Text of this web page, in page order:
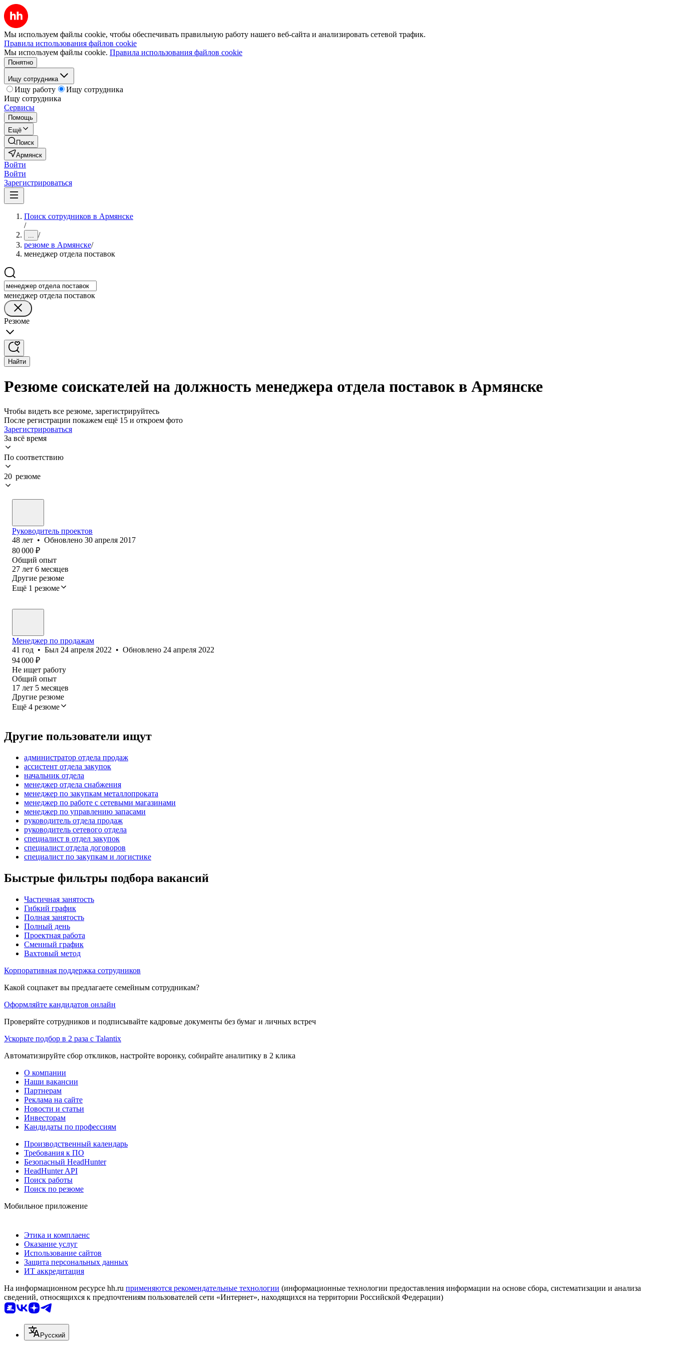
Мы используем файлы cookie, чтобы обеспечивать правильную работу нашего веб-сайта и анализировать сетевой трафик.
Правила использования файлов cookie
Мы используем файлы cookie. Правила использования файлов cookie
Понятно
Ищу сотрудника
Ищу работу
Ищу сотрудника
Ищу сотрудника
Сервисы
Помощь
Ещё
Поиск
Армянск
Войти
Войти
Зарегистрироваться
Поиск сотрудников в Армянске
/
... /
резюме в Армянске/
менеджер отдела поставок
менеджер отдела поставок
Резюме
Найти
Резюме соискателей на должность менеджера отдела поставок в Армянске
Чтобы видеть все резюме, зарегистрируйтесь
После регистрации покажем ещё 15 и откроем фото
Зарегистрироваться
За всё время
По соответствию
20 резюме
Руководитель проектов
48 лет • Обновлено 30 апреля 2017
80 000 ₽
Общий опыт
27 лет 6 месяцев
Другие резюме
Ещё 1 резюме
Менеджер по продажам
41 год • Был 24 апреля 2022 • Обновлено 24 апреля 2022
94 000 ₽
Не ищет работу
Общий опыт
17 лет 5 месяцев
Другие резюме
Ещё 4 резюме
Другие пользователи ищут
администратор отдела продаж
ассистент отдела закупок
начальник отдела
менеджер отдела снабжения
менеджер по закупкам металлопроката
менеджер по работе с сетевыми магазинами
менеджер по управлению запасами
руководитель отдела продаж
руководитель сетевого отдела
специалист в отдел закупок
специалист отдела договоров
специалист по закупкам и логистике
Быстрые фильтры подбора вакансий
Частичная занятость
Гибкий график
Полная занятость
Полный день
Проектная работа
Сменный график
Вахтовый метод
Корпоративная поддержка сотрудников
Какой соцпакет вы предлагаете семейным сотрудникам?
Оформляйте кандидатов онлайн
Проверяйте сотрудников и подписывайте кадровые документы без бумаг и личных встреч
Ускорьте подбор в 2 раза с Talantix
Автоматизируйте сбор откликов, настройте воронку, собирайте аналитику в 2 клика
О компании
Наши вакансии
Партнерам
Реклама на сайте
Новости и статьи
Инвесторам
Кандидаты по профессиям
Производственный календарь
Требования к ПО
Безопасный HeadHunter
HeadHunter API
Поиск работы
Поиск по резюме
Мобильное приложение
Этика и комплаенс
Оказание услуг
Использование сайтов
Защита персональных данных
ИТ аккредитация
На информационном ресурсе hh.ru применяются рекомендательные технологии (информационные технологии предоставления информации на основе сбора, систематизации и анализа
сведений, относящихся к предпочтениям пользователей сети «Интернет», находящихся на территории Российской Федерации)
Русский